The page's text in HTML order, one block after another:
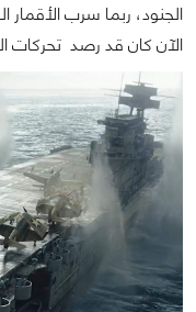
الجنود، ربما سرب الأقمار
الآن كان قد رصد تحركات